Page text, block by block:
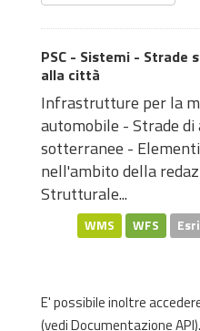
PSC - Sistemi - Strade
alla città
Infrastrutture per la
automobile - Strade di
sotterranee -
nell'ambito della
Strutturale...
WMS WFS
E' possibile inoltre
(vediDocumentazione API).